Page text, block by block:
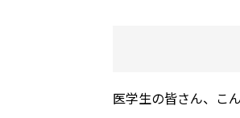
医学生の皆さん、こ